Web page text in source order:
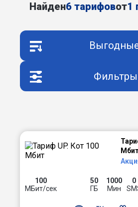
Найден6 тарифовот1
Фильтры
100
МБит/сек
50
ГБ
1000
Мин
0